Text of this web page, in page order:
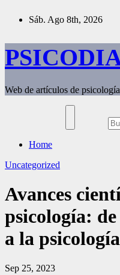
Sáb. Ago 8th, 2026
Web de artículos de
Home
Uncategorized
Avances
psicología:
a la
Sep 25, 2023